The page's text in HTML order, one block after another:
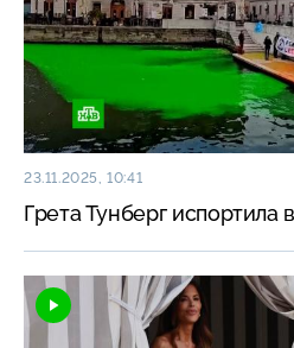
23.11.2025, 10:41
Грета Тунберг испортила